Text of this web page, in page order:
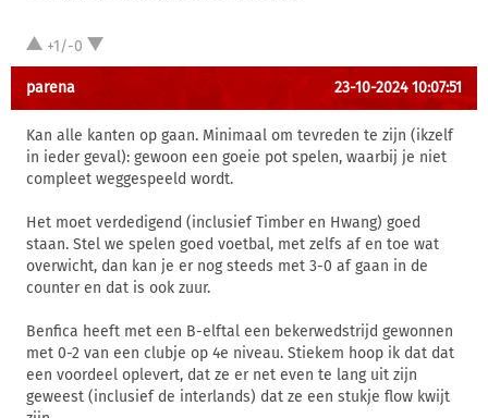
+1/-0
parena 23-10-2024 10:07:51
Kan alle kanten op gaan. Minimaal om tevreden te zijn (ikzelf
in ieder geval): gewoon een goeie pot spelen, waarbij je niet
compleet weggespeeld wordt.
Het moet verdedigend (inclusief Timber en Hwang) goed
staan. Stel we spelen goed voetbal, met zelfs af en toe wat
overwicht, dan kan je er nog steeds met 3-0 af gaan in de
counter en dat is ook zuur.
Benfica heeft met een B-elftal een bekerwedstrijd gewonnen
met 0-2 van een clubje op 4e niveau. Stiekem hoop ik dat dat
een voordeel oplevert, dat ze er net even te lang uit zijn
geweest (inclusief de interlands) dat ze een stukje flow kwijt